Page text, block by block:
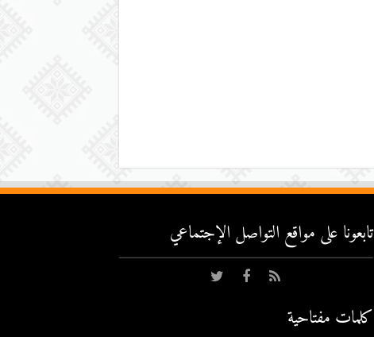
تابعونا على مواقع التواصل اﻹجتماعي
كلمات مفتاحية